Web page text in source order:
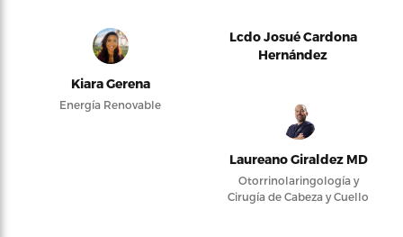
Kiara Gerena
Energía Renovable
Lcdo Josué Cardona
Hernández
Laureano Giraldez MD
Otorrinolaringología y
Cirugía de Cabeza y Cuello